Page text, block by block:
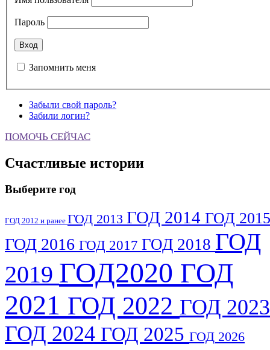
Пароль
Запомнить меня
Забыли свой пароль?
Забили логин?
ПОМОЧЬ СЕЙЧАС
Счастливые истории
Выберите год
ГОД 2012 и ранее ГОД 2013 ГОД 2014 ГОД 2015
ГОД 2016 ГОД 2017 ГОД 2018 ГОД
2019 ГОД2020 ГОД
2021 ГОД 2022 ГОД 2023
ГОД 2024 ГОД 2025 ГОД 2026